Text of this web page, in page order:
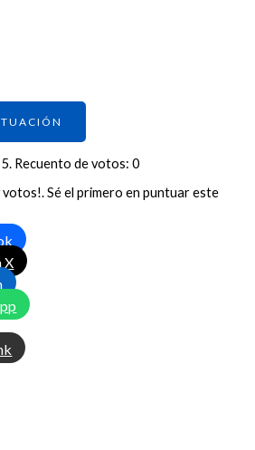
Recuento de votos:0
votos!. Sé el primero en puntuar este
X